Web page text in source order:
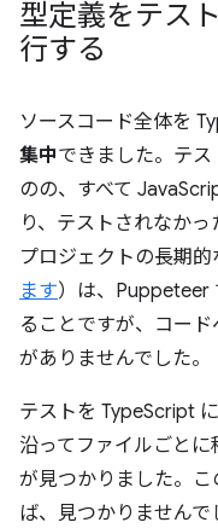
型定義をテス
行する
ソースコード全体を
集中できました。テ
のの、すべて
り、テストされなか
プロジェクトの長期
ます）は、Puppeteer
ることですが、コー
がありませんでした。
テストを TypeScript
沿ってファイルごと
が見つかりました。
ば、見つかりませんで